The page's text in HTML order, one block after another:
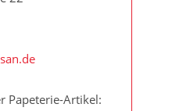
Papeterie-Artikel: